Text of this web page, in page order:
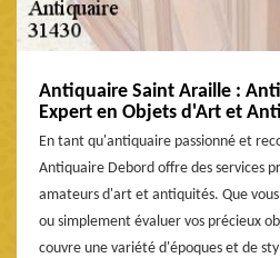
Antiquaire Saint Araille :
Expert en Objets d'Art et
En tant qu'antiquaire passionné et
Antiquaire Debord offre des services
amateurs d'art et antiquités. Que
ou simplement évaluer vos précieux
couvre une variété d'époques et de